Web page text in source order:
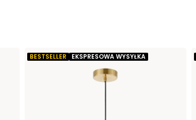
BESTSELLER EKSPRESOWA WYSYŁKA